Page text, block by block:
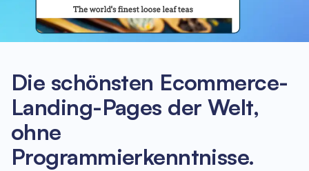
Die schönsten Ecommerce-
Landing-Pages der Welt,
ohne
Programmierkenntnisse.